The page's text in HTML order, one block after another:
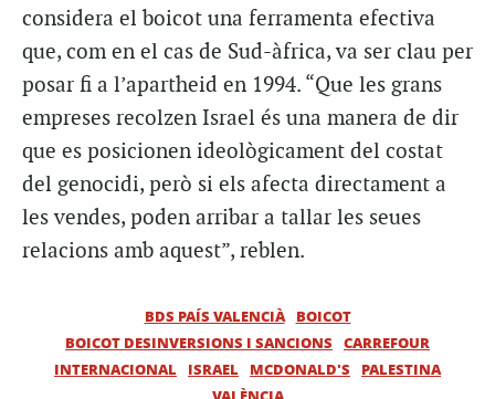
considera el boicot una ferramenta efectiva
que, com en el cas de Sud-àfrica, va ser clau per
posar fi a l’apartheid en 1994. “Que les grans
empreses recolzen Israel és una manera de dir
que es posicionen ideològicament del costat
del genocidi, però si els afecta directament a
les vendes, poden arribar a tallar les seues
relacions amb aquest”, reblen.
BDS PAÍS VALENCIÀ
BOICOT
BOICOT DESINVERSIONS I SANCIONS
CARREFOUR
INTERNACIONAL
ISRAEL MCDONALD'S
PALESTINA